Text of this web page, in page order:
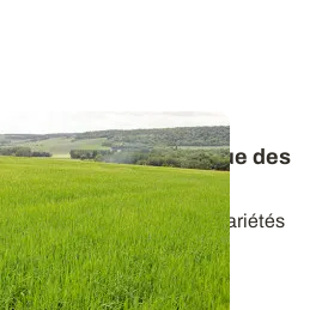
: le catalogue des
de l’ensemble des variétés